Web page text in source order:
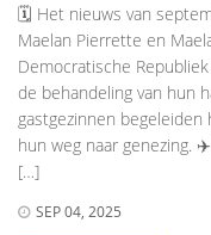
🗓️ Het nieuws van
Maelan Pierrette en
Democratische
de behandeling van hun
gastgezinnen
hun weg naar genezing.
[…]
SEP 04, 2025